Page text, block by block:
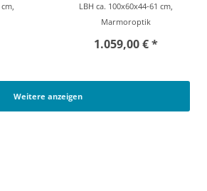
LBH ca. 100x60x44-61 cm,
Marmoroptik
1.059,00 € *
Weitere anzeigen